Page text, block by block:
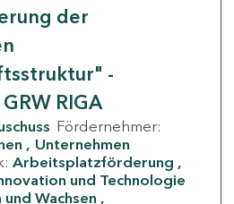
der
-
RIGA
Fördernehmer:
Unternehmen
Arbeitsplatzförderung
und Technologie
Wachsen